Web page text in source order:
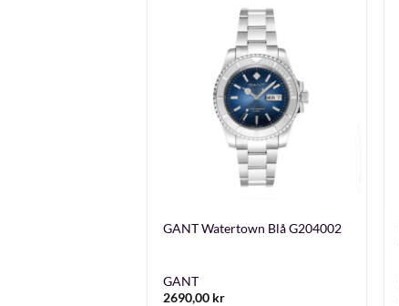
GANT Watertown Blå G204002
GANT
2690,00 kr